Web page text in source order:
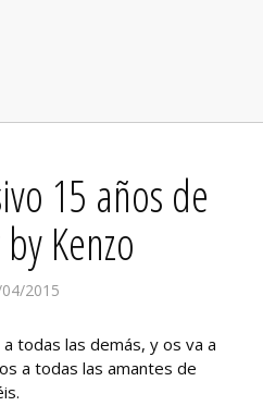
15 años de
Kenzo
2015
todas las demás, y os va a
a todas las amantes de